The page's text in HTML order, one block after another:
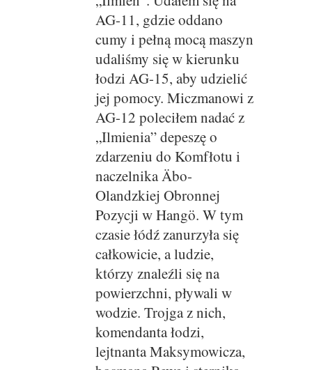
AG-11, gdzie oddano
cumy i pełną mocą maszyn
udaliśmy się w kierunku
łodzi AG-15, aby udzielić
jej pomocy. Miczmanowi z
AG-12 poleciłem nadać z
„Ilmienia” depeszę o
zdarzeniu do Komfłotu i
naczelnika Äbo-
Olandzkiej Obronnej
Pozycji w Hangö. W tym
czasie łódź zanurzyła się
całkowicie, a ludzie,
którzy znaleźli się na
powierzchni, pływali w
wodzie. Trojga z nich,
komendanta łodzi,
lejtnanta Maksymowicza,